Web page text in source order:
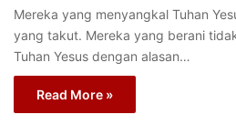
Mereka yang menyangkal Tuhan
yang takut. Mereka yang berani
Tuhan Yesus dengan alasan…
Read More »